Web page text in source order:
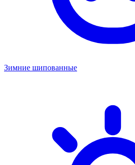
Зимние шипованные